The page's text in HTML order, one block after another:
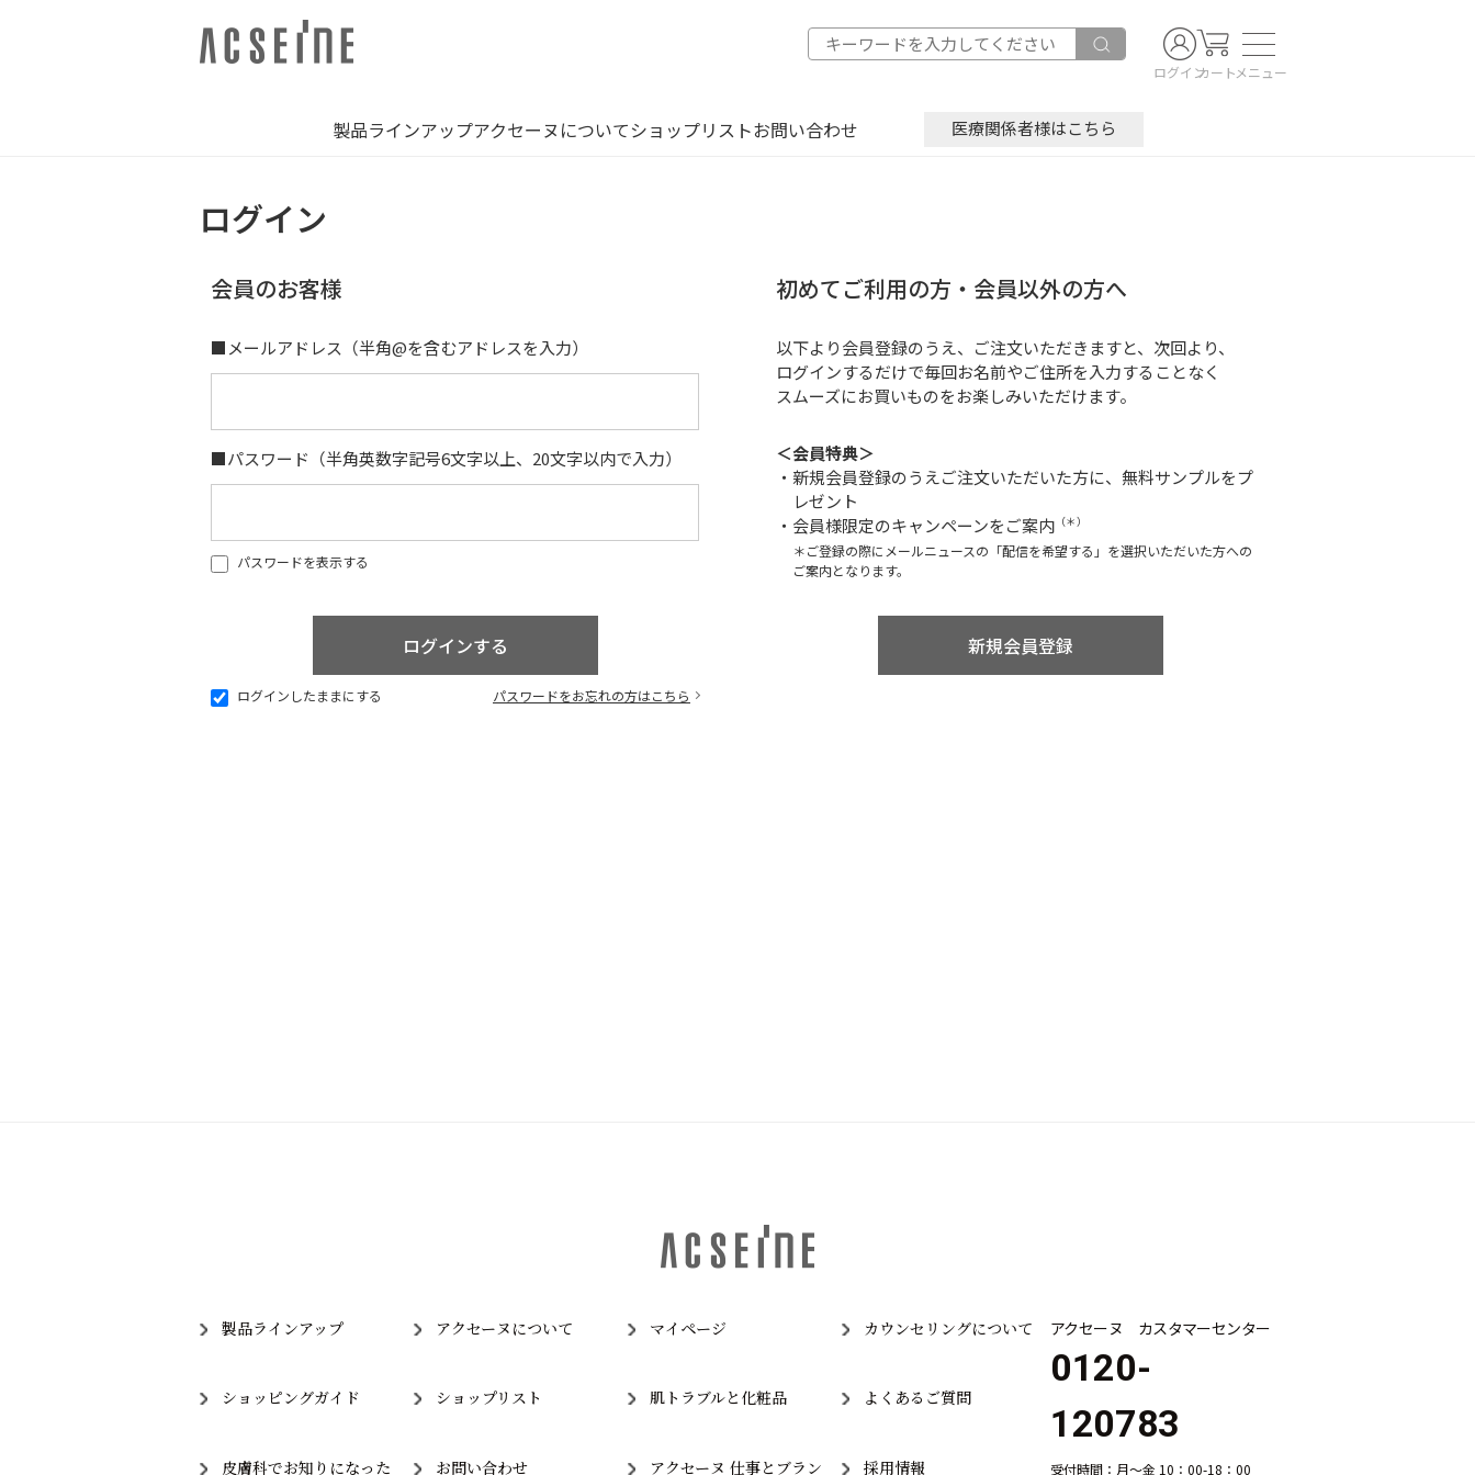
ログインカートメニュー
製品ラインアップアクセーヌについてショップリストお問い合わせ 医療関係者様はこちら
ログイン
会員のお客様
■メールアドレス （半角@を含むアドレスを入力）
■パスワード （半角英数字記号6文字以上、20文字以内で入力）
パスワードを表示する
ログインしたままにする パスワードをお忘れの方はこちら
初めてご利用の方・会員以外の方へ
以下より会員登録のうえ、ご注文いただきますと、次回より、
ログインするだけで毎回お名前やご住所を入力することなく
スムーズにお買いものをお楽しみいただけます。
＜会員特典＞
・新規会員登録のうえご注文いただいた方に、無料サンプルをプ
レゼント
・会員様限定のキャンペーンをご案内 （＊）
＊ご登録の際にメールニュースの「配信を希望する」を選択いただいた方への
ご案内となります。
製品ラインアップ アクセーヌについて マイページ カウンセリングについて
ショッピングガイド ショップリスト 肌トラブルと化粧品 よくあるご質問
皮膚科でお知りになった お問い合わせ アクセーヌ 仕事とブラン 採用情報
アクセーヌ カスタマーセンター
0120-
120783
受付時間：月～金 10：00-18：00